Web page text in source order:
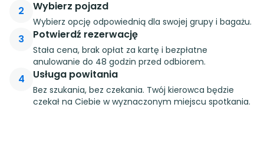
2 Wybierz pojazd
Wybierz opcję odpowiednią dla swojej grupy i bagażu.
3 Potwierdź rezerwację
Stała cena, brak opłat za kartę i bezpłatne
anulowanie do 48 godzin przed odbiorem.
4 Usługa powitania
Bez szukania, bez czekania. Twój kierowca będzie
czekał na Ciebie w wyznaczonym miejscu spotkania.